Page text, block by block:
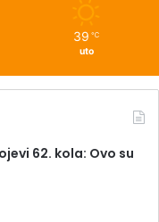
39 ℃
uto
62. kola: Ovo su